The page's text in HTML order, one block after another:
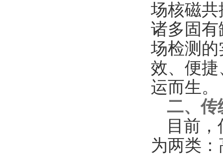
场核磁
诸多固
场检测
效、便
运而生。
二、传
目前
为两类